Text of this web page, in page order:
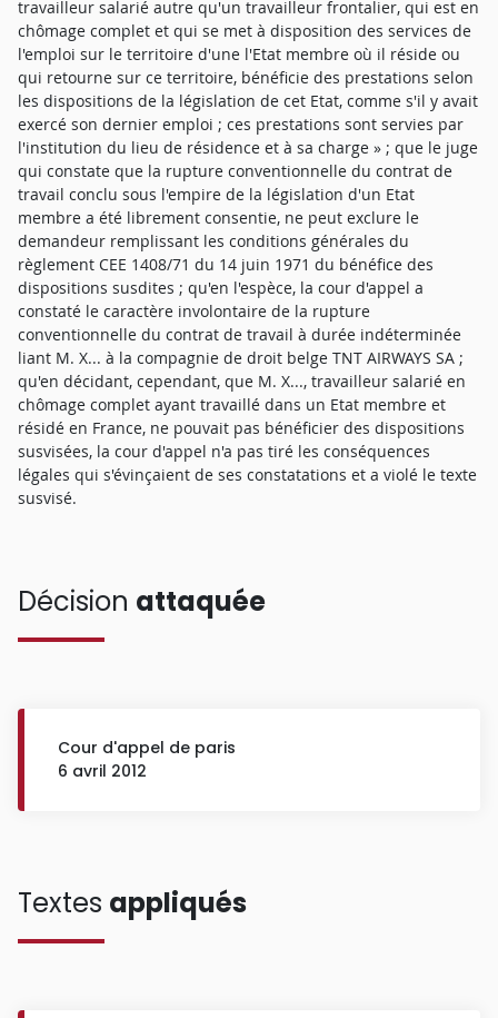
travailleur salarié autre qu'un travailleur frontalier, qui est en
chômage complet et qui se met à disposition des services de
l'emploi sur le territoire d'une l'Etat membre où il réside ou
qui retourne sur ce territoire, bénéficie des prestations selon
les dispositions de la législation de cet Etat, comme s'il y avait
exercé son dernier emploi ; ces prestations sont servies par
l'institution du lieu de résidence et à sa charge » ; que le juge
qui constate que la rupture conventionnelle du contrat de
travail conclu sous l'empire de la législation d'un Etat
membre a été librement consentie, ne peut exclure le
demandeur remplissant les conditions générales du
règlement CEE 1408/71 du 14 juin 1971 du bénéfice des
dispositions susdites ; qu'en l'espèce, la cour d'appel a
constaté le caractère involontaire de la rupture
conventionnelle du contrat de travail à durée indéterminée
liant M. X... à la compagnie de droit belge TNT AIRWAYS SA ;
qu'en décidant, cependant, que M. X..., travailleur salarié en
chômage complet ayant travaillé dans un Etat membre et
résidé en France, ne pouvait pas bénéficier des dispositions
susvisées, la cour d'appel n'a pas tiré les conséquences
légales qui s'évinçaient de ses constatations et a violé le texte
susvisé.
Décision attaquée
Cour d'appel de paris
6 avril 2012
Textes appliqués